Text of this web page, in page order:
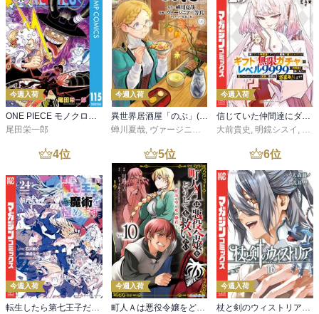
今週入荷
尾田栄一郎
今週入荷
蝉川夏哉 ヴァージニア二等兵 ,転
今週入荷
大前貴史 明鏡シスイ
4位
今週入荷
転生したら第七王子だったので、気ままに魔術を極めます（２４）
5位
今週入荷
町人Ａは悪役令嬢をどうしても救いたい ～どぶと空と氷の姫君～１０【電子書店共通特典イラスト付】
6位
今週入荷
杖と剣のウィストリア（１６）